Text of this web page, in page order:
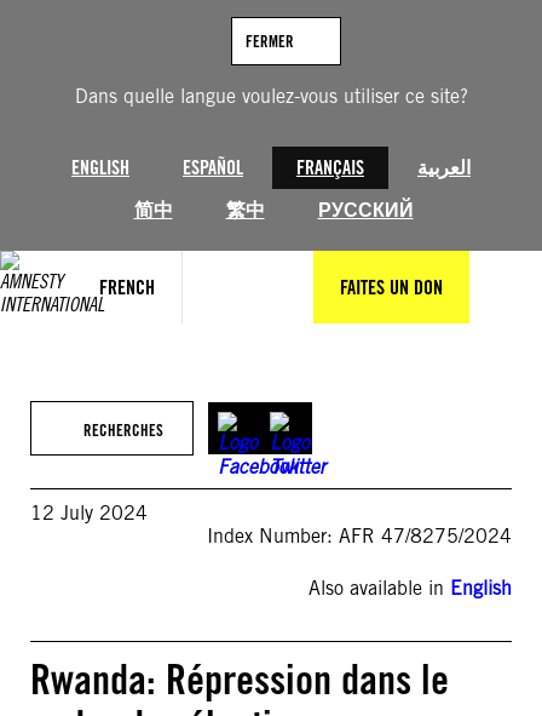
Dans quelle langue voulez-vous utiliser ce site?
ENGLISH ESPAÑOL FRANÇAIS
العربية
简中
繁中 РУССКИЙ
FERMER
FRENCH FAITES UN DON
RECHERCHES
12 July 2024
Index Number: AFR 47/8275/2024
Also available in English
Rwanda: Répression dans le